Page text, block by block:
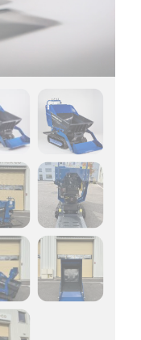
mm
x 150 mm
1050 x 730 x 740
kg